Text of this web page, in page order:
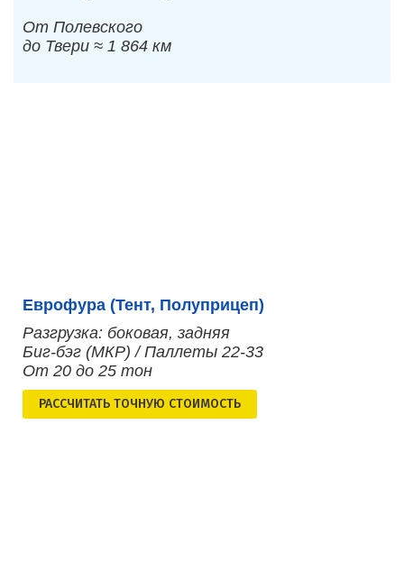
От Полевского
до Твери ≈ 1 864 км
Еврофура (Тент, Полуприцеп)
Разгрузка: боковая, задняя
Биг-бэг (МКР) / Паллеты 22-33
От 20 до 25 тон
РАСCЧИТАТЬ ТОЧНУЮ СТОИМОСТЬ